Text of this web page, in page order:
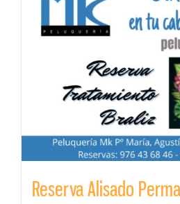
Reserva Alisado